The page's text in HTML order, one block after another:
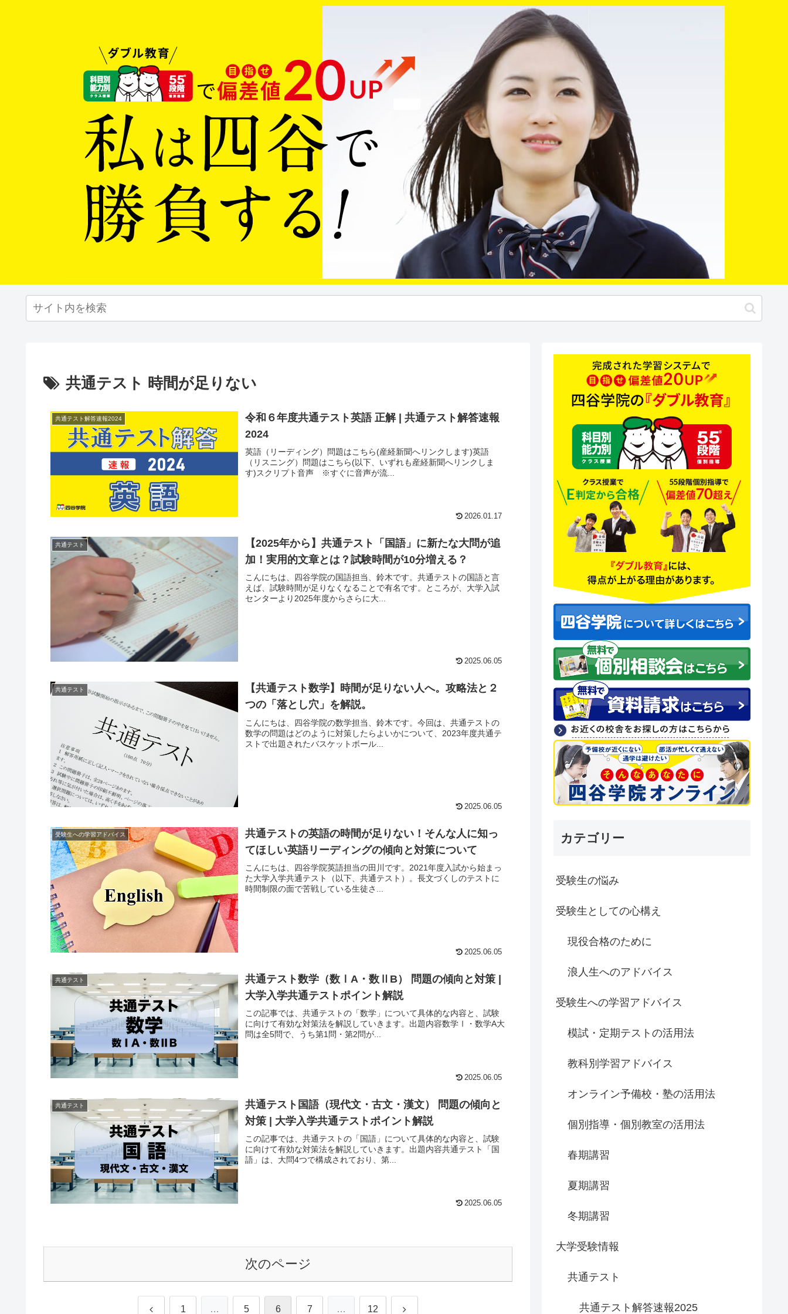
共通テスト 時間が足りない
共通テスト解答速報2024
令和６年度共通テスト英語 正解 | 共通テスト解答速報
2024
英語（リーディング）問題はこちら(産経新聞へリンクします)英語
（リスニング）問題はこちら(以下、いずれも産経新聞へリンクしま
す)スクリプト音声 ※すぐに音声が流...
2026.01.17
共通テスト
【2025年から】共通テスト「国語」に新たな大問が追
加！実用的文章とは？試験時間が10分増える？
こんにちは、四谷学院の国語担当、鈴木です。共通テストの国語と言
えば、試験時間が足りなくなることで有名です。ところが、大学入試
センターより2025年度からさらに大...
2025.06.05
共通テスト
【共通テスト数学】時間が足りない人へ。攻略法と２
つの「落とし穴」を解説。
こんにちは、四谷学院の数学担当、鈴木です。今回は、共通テストの
数学の問題はどのように対策したらよいかについて、2023年度共通テ
ストで出題されたバスケットボール...
2025.06.05
受験生への学習アドバイス
共通テストの英語の時間が足りない！そんな人に知っ
てほしい英語リーディングの傾向と対策について
こんにちは、四谷学院英語担当の田川です。2021年度入試から始まっ
た大学入学共通テスト（以下、共通テスト）。長文づくしのテストに
時間制限の面で苦戦している生徒さ...
2025.06.05
共通テスト
共通テスト数学（数ⅠA・数ⅡB） 問題の傾向と対策 |
大学入学共通テストポイント解説
この記事では、共通テストの「数学」について具体的な内容と、試験
に向けて有効な対策法を解説していきます。出題内容数学Ⅰ・数学A大
問は全5問で、うち第1問・第2問が...
2025.06.05
共通テスト
共通テスト国語（現代文・古文・漢文） 問題の傾向と
対策 | 大学入学共通テストポイント解説
この記事では、共通テストの「国語」について具体的な内容と、試験
に向けて有効な対策法を解説していきます。出題内容共通テスト「国
語」は、大問4つで構成されており、第...
2025.06.05
次のページ
前 1 … 5 6 7 … 12 次
カテゴリー
受験生の悩み
受験生としての心構え
現役合格のために
浪人生へのアドバイス
受験生への学習アドバイス
模試・定期テストの活用法
教科別学習アドバイス
オンライン予備校・塾の活用法
個別指導・個別教室の活用法
春期講習
夏期講習
冬期講習
大学受験情報
共通テスト
共通テスト解答速報2025